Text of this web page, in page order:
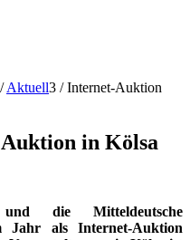
/ Aktuell3 / Internet-Auktion
in Kölsa
und die Mitteldeutsche
Jahr als Internet-Auktion